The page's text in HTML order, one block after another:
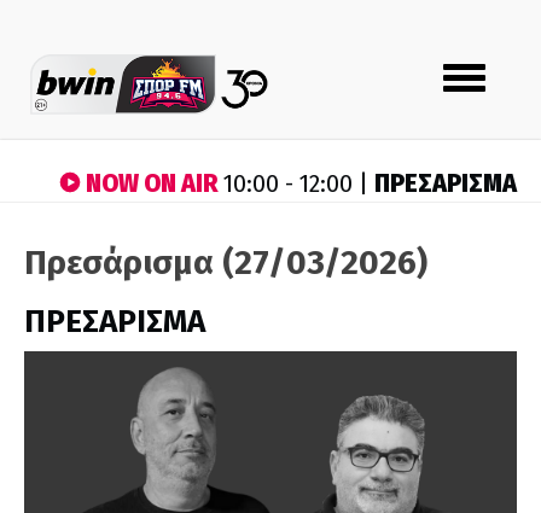
Toggle
navigation
NOW ON AIR10:00 - 12:00 | ΠΡΕΣΑΡΙΣΜΑ
Πρεσάρισμα (27/03/2026)
ΠΡΕΣΑΡΙΣΜΑ